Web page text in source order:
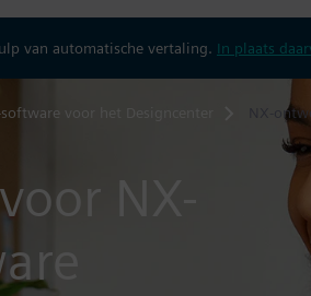
van automatische vertaling. In plaats
software voor het Designcenter NX-
NX-